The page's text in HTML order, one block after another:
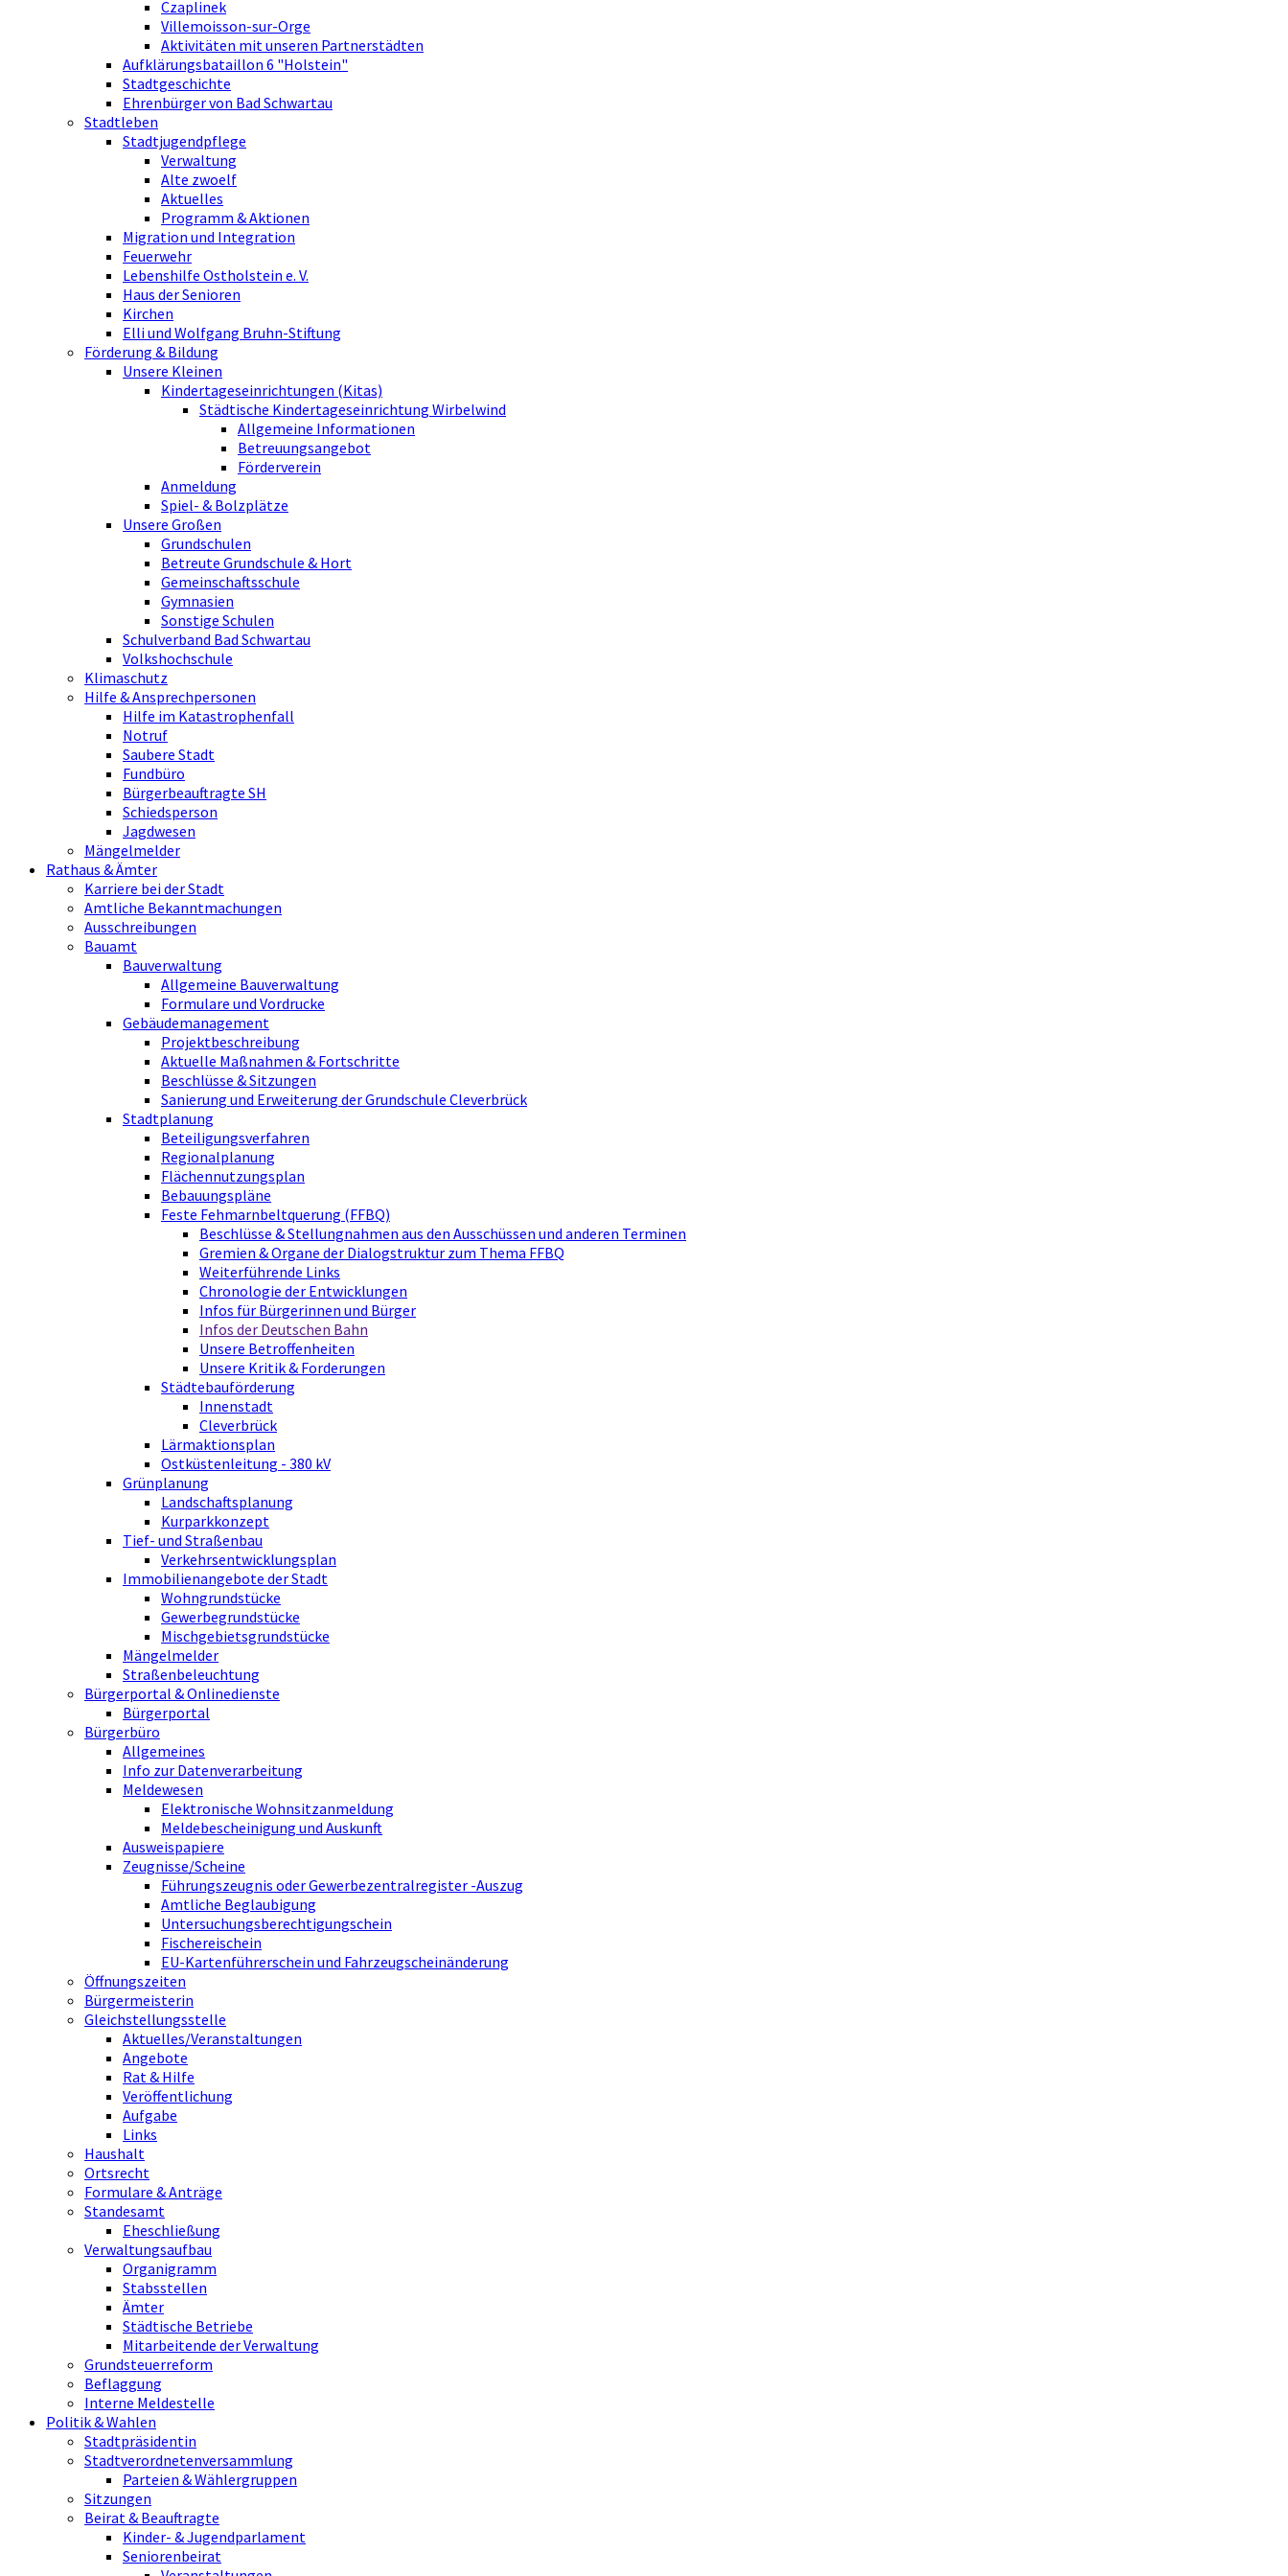
Czaplinek
Villemoisson-sur-Orge
Aktivitäten mit unseren Partnerstädten
Aufklärungsbataillon 6 "Holstein"
Stadtgeschichte
Ehrenbürger von Bad Schwartau
Stadtleben
Stadtjugendpflege
Verwaltung
Alte zwoelf
Aktuelles
Programm & Aktionen
Migration und Integration
Feuerwehr
Lebenshilfe Ostholstein e. V.
Haus der Senioren
Kirchen
Elli und Wolfgang Bruhn-Stiftung
Förderung & Bildung
Unsere Kleinen
Kindertageseinrichtungen (Kitas)
Städtische Kindertageseinrichtung Wirbelwind
Allgemeine Informationen
Betreuungsangebot
Förderverein
Anmeldung
Spiel- & Bolzplätze
Unsere Großen
Grundschulen
Betreute Grundschule & Hort
Gemeinschaftsschule
Gymnasien
Sonstige Schulen
Schulverband Bad Schwartau
Volkshochschule
Klimaschutz
Hilfe & Ansprechpersonen
Hilfe im Katastrophenfall
Notruf
Saubere Stadt
Fundbüro
Bürgerbeauftragte SH
Schiedsperson
Jagdwesen
Mängelmelder
Rathaus & Ämter
Karriere bei der Stadt
Amtliche Bekanntmachungen
Ausschreibungen
Bauamt
Bauverwaltung
Allgemeine Bauverwaltung
Formulare und Vordrucke
Gebäudemanagement
Projektbeschreibung
Aktuelle Maßnahmen & Fortschritte
Beschlüsse & Sitzungen
Sanierung und Erweiterung der Grundschule Cleverbrück
Stadtplanung
Beteiligungsverfahren
Regionalplanung
Flächennutzungsplan
Bebauungspläne
Feste Fehmarnbeltquerung (FFBQ)
Beschlüsse & Stellungnahmen aus den Ausschüssen und anderen Terminen
Gremien & Organe der Dialogstruktur zum Thema FFBQ
Weiterführende Links
Chronologie der Entwicklungen
Infos für Bürgerinnen und Bürger
Infos der Deutschen Bahn
Unsere Betroffenheiten
Unsere Kritik & Forderungen
Städtebauförderung
Innenstadt
Cleverbrück
Lärmaktionsplan
Ostküstenleitung - 380 kV
Grünplanung
Landschaftsplanung
Kurparkkonzept
Tief- und Straßenbau
Verkehrsentwicklungsplan
Immobilienangebote der Stadt
Wohngrundstücke
Gewerbegrundstücke
Mischgebietsgrundstücke
Mängelmelder
Straßenbeleuchtung
Bürgerportal & Onlinedienste
Bürgerportal
Bürgerbüro
Allgemeines
Info zur Datenverarbeitung
Meldewesen
Elektronische Wohnsitzanmeldung
Meldebescheinigung und Auskunft
Ausweispapiere
Zeugnisse/Scheine
Führungszeugnis oder Gewerbezentralregister -Auszug
Amtliche Beglaubigung
Untersuchungsberechtigungschein
Fischereischein
EU-Kartenführerschein und Fahrzeugscheinänderung
Öffnungszeiten
Bürgermeisterin
Gleichstellungsstelle
Aktuelles/Veranstaltungen
Angebote
Rat & Hilfe
Veröffentlichung
Aufgabe
Links
Haushalt
Ortsrecht
Formulare & Anträge
Standesamt
Eheschließung
Verwaltungsaufbau
Organigramm
Stabsstellen
Ämter
Städtische Betriebe
Mitarbeitende der Verwaltung
Grundsteuerreform
Beflaggung
Interne Meldestelle
Politik & Wahlen
Stadtpräsidentin
Stadtverordnetenversammlung
Parteien & Wählergruppen
Sitzungen
Beirat & Beauftragte
Kinder- & Jugendparlament
Seniorenbeirat